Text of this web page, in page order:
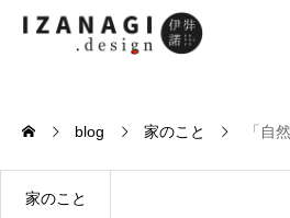
私たちの建築、住環境に対するコンセ
blog 家のこと 「自
家のこと